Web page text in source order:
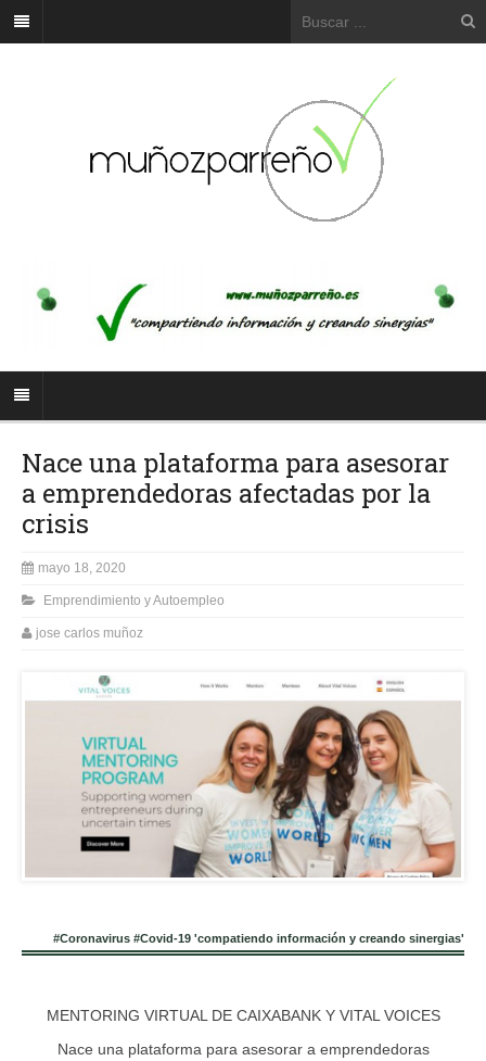
Nace una plataforma para asesorar
a emprendedoras afectadas por la
crisis
mayo 18, 2020
Emprendimiento y Autoempleo
jose carlos muñoz
#Coronavirus #Covid-19 'compatiendo información y creando sinergias'
MENTORING VIRTUAL DE CAIXABANK Y VITAL VOICES
Nace una plataforma para asesorar a emprendedoras